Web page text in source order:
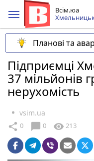
Всім.юа
Планові та
Підприємці
37 мільйонів
нерухомість
vsim.ua
share 0 chat_bubble 0 visibility 213